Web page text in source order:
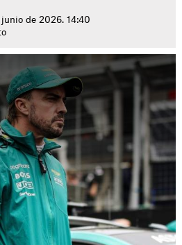
de 2026. 14:40